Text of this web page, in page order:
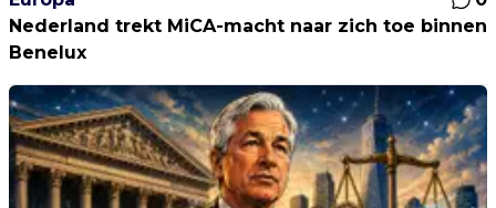
Nederland trekt MiCA-macht naar zich toe binnen
Benelux